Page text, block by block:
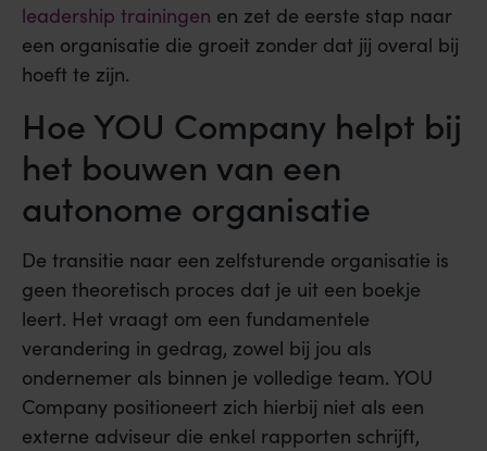
leadership trainingen en zet de eerste stap naar
een organisatie die groeit zonder dat jij overal bij
hoeft te zijn.
Hoe YOU Company helpt bij
het bouwen van een
autonome organisatie
De transitie naar een zelfsturende organisatie is
geen theoretisch proces dat je uit een boekje
leert. Het vraagt om een fundamentele
verandering in gedrag, zowel bij jou als
ondernemer als binnen je volledige team. YOU
Company positioneert zich hierbij niet als een
externe adviseur die enkel rapporten schrijft,